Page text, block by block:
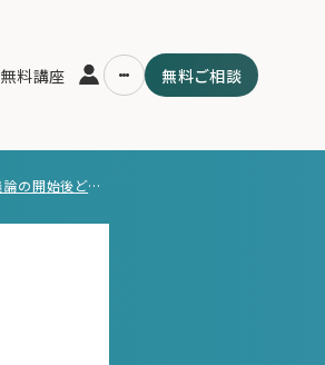
無料講座 無料ご相談
米国株。テーパリング議論の開始後どうなる？前回の2013年からシナリオ分析。【5/21 週末、先読みマーケット】